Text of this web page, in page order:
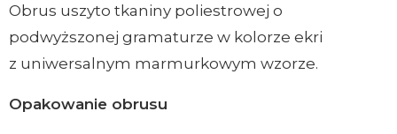
Obrus uszyto tkaniny poliestrowej o
podwyższonej gramaturze w kolorze ekri
z uniwersalnym marmurkowym wzorze.
Opakowanie obrusu